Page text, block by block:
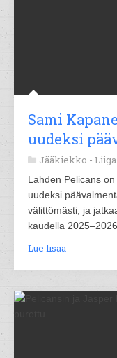
Sami
uudeksi
Jääkiekko - Liiga
Lahden Pelicans
uudeksi
välittömästi, ja
kaudella 2025–2026.
Lue lisää